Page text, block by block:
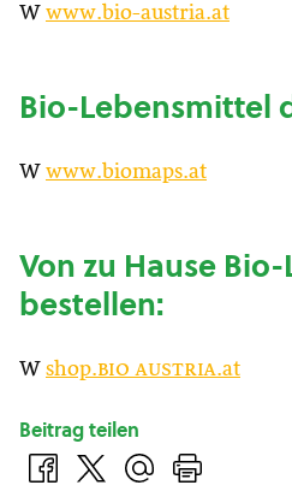
W www.bio-austria.at
Bio-Lebensmittel
W www.biomaps.at
Von zu Hause
bestellen:
W shop.bio austria.at
Beitrag teilen